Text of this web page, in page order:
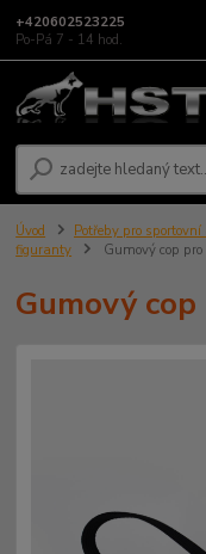
+420602523225
Po-Pá 7 - 14 hod.
Úvod Potřeby pro
figuranty
Gumový cop
Gumový